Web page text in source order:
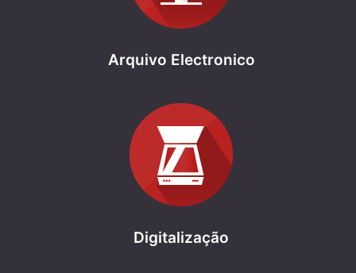
Arquivo Electronico
Digitalização